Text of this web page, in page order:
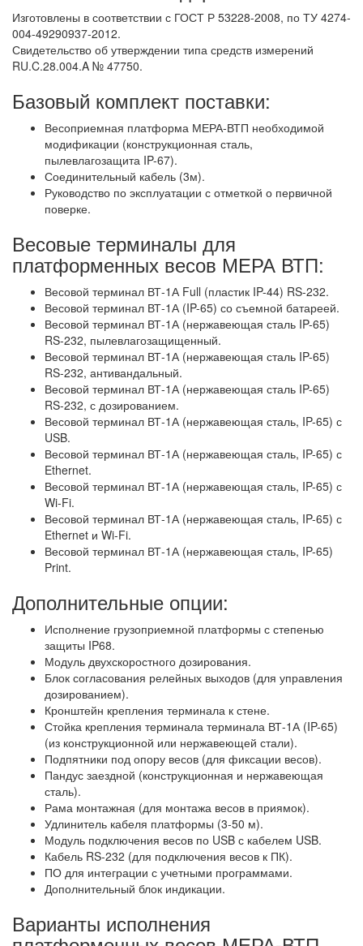
Изготовлены в соответствии с ГОСТ Р 53228-2008, по ТУ 4274-
004-49290937-2012.
Свидетельство об утверждении типа средств измерений
RU.C.28.004.A № 47750.
Базовый комплект поставки:
Весоприемная платформа МЕРА-ВТП необходимой
модификации (конструкционная сталь,
пылевлагозащита IP-67).
Соединительный кабель (3м).
Руководство по эксплуатации с отметкой о первичной
поверке.
Весовые терминалы для
платформенных весов МЕРА ВТП:
Весовой терминал ВТ-1А Full (пластик IP-44) RS-232.
Весовой терминал ВТ-1А (IP-65) со съемной батареей.
Весовой терминал ВТ-1А (нержавеющая сталь IP-65)
RS-232, пылевлагозащищенный.
Весовой терминал ВТ-1А (нержавеющая сталь IP-65)
RS-232, антивандальный.
Весовой терминал ВТ-1А (нержавеющая сталь IP-65)
RS-232, с дозированием.
Весовой терминал ВТ-1А (нержавеющая сталь, IP-65) с
USB.
Весовой терминал ВТ-1А (нержавеющая сталь, IP-65) с
Ethernet.
Весовой терминал ВТ-1А (нержавеющая сталь, IP-65) с
Wi-Fi.
Весовой терминал ВТ-1А (нержавеющая сталь, IP-65) с
Ethernet и Wi-Fi.
Весовой терминал ВТ-1А (нержавеющая сталь, IP-65)
Print.
Дополнительные опции:
Исполнение грузоприемной платформы с степенью
защиты IP68.
Модуль двухскоростного дозирования.
Блок согласования релейных выходов (для управления
дозированием).
Кронштейн крепления терминала к стене.
Стойка крепления терминала терминала ВТ-1А (IP-65)
(из конструкционной или нержавеющей стали).
Подпятники под опору весов (для фиксации весов).
Пандус заездной (конструкционная и нержавеющая
сталь).
Рама монтажная (для монтажа весов в приямок).
Удлинитель кабеля платформы (3-50 м).
Модуль подключения весов по USB с кабелем USB.
Кабель RS-232 (для подключения весов к ПК).
ПО для интеграции с учетными программами.
Дополнительный блок индикации.
Варианты исполнения